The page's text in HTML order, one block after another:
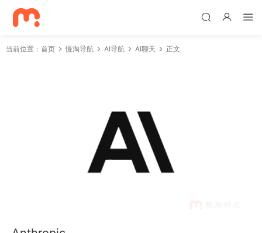
当前位置： 首页 慢淘导航 AI导航 AI聊天 正文